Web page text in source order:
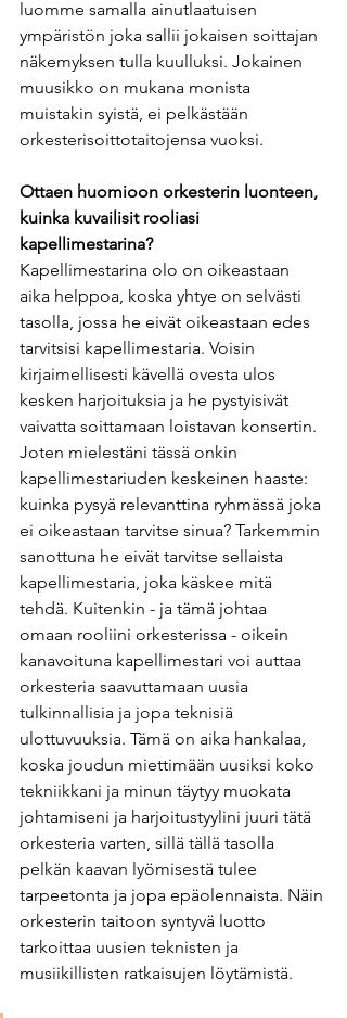
luomme samalla ainutlaatuisen
ympäristön joka sallii jokaisen soittajan
näkemyksen tulla kuulluksi. Jokainen
muusikko on mukana monista
muistakin syistä, ei pelkästään
orkesterisoittotaitojensa vuoksi.
Ottaen huomioon orkesterin luonteen,
kuinka kuvailisit rooliasi
kapellimestarina?
Kapellimestarina olo on oikeastaan
aika helppoa, koska yhtye on selvästi
tasolla, jossa he eivät oikeastaan edes
tarvitsisi kapellimestaria. Voisin
kirjaimellisesti kävellä ovesta ulos
kesken harjoituksia ja he pystyisivät
vaivatta soittamaan loistavan konsertin.
Joten mielestäni tässä onkin
kapellimestariuden keskeinen haaste:
kuinka pysyä relevanttina ryhmässä joka
ei oikeastaan tarvitse sinua? Tarkemmin
sanottuna he eivät tarvitse sellaista
kapellimestaria, joka käskee mitä
tehdä. Kuitenkin - ja tämä johtaa
omaan rooliini orkesterissa - oikein
kanavoituna kapellimestari voi auttaa
orkesteria saavuttamaan uusia
tulkinnallisia ja jopa teknisiä
ulottuvuuksia. Tämä on aika hankalaa,
koska joudun miettimään uusiksi koko
tekniikkani ja minun täytyy muokata
johtamiseni ja harjoitustyylini juuri tätä
orkesteria varten, sillä tällä tasolla
pelkän kaavan lyömisestä tulee
tarpeetonta ja jopa epäolennaista. Näin
orkesterin taitoon syntyvä luotto
tarkoittaa uusien teknisten ja
musiikillisten ratkaisujen löytämistä.